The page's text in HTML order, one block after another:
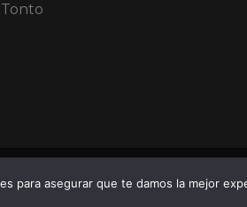
para asegurar que te damos la mejor